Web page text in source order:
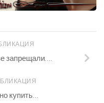
запрещали….
купить…